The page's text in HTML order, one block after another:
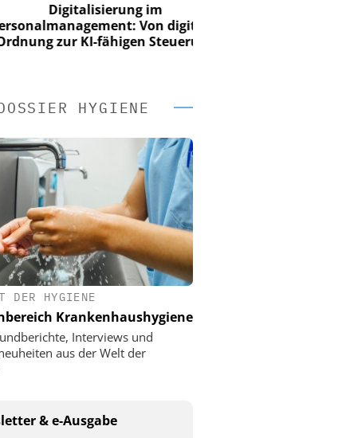
Digitalisierung im
Von digitaler
zur KI-fähigen Steuerung
HYGIENE
DER HYGIENE
Krankenhaushygiene
Interviews und
aus der Welt der
& e-Ausgabe